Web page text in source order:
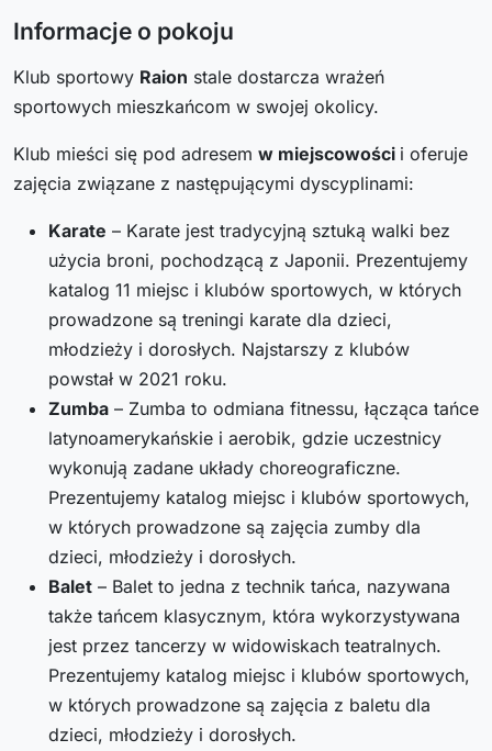
Informacje o pokoju
Klub sportowy Raion stale dostarcza wrażeń
sportowych mieszkańcom w swojej okolicy.
Klub mieści się pod adresem w miejscowości i oferuje
zajęcia związane z następującymi dyscyplinami:
Karate – Karate jest tradycyjną sztuką walki bez
użycia broni, pochodzącą z Japonii. Prezentujemy
katalog 11 miejsc i klubów sportowych, w których
prowadzone są treningi karate dla dzieci,
młodzieży i dorosłych. Najstarszy z klubów
powstał w 2021 roku.
Zumba – Zumba to odmiana fitnessu, łącząca tańce
latynoamerykańskie i aerobik, gdzie uczestnicy
wykonują zadane układy choreograficzne.
Prezentujemy katalog miejsc i klubów sportowych,
w których prowadzone są zajęcia zumby dla
dzieci, młodzieży i dorosłych.
Balet – Balet to jedna z technik tańca, nazywana
także tańcem klasycznym, która wykorzystywana
jest przez tancerzy w widowiskach teatralnych.
Prezentujemy katalog miejsc i klubów sportowych,
w których prowadzone są zajęcia z baletu dla
dzieci, młodzieży i dorosłych.